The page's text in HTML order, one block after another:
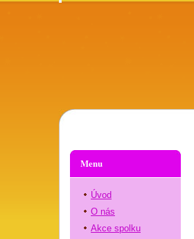
Menu
Úvod
O nás
Akce spolku